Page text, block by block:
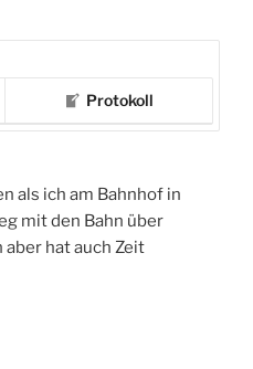
Protokoll
als ich am Bahnhof in
mit den Bahn über
hat auch Zeit